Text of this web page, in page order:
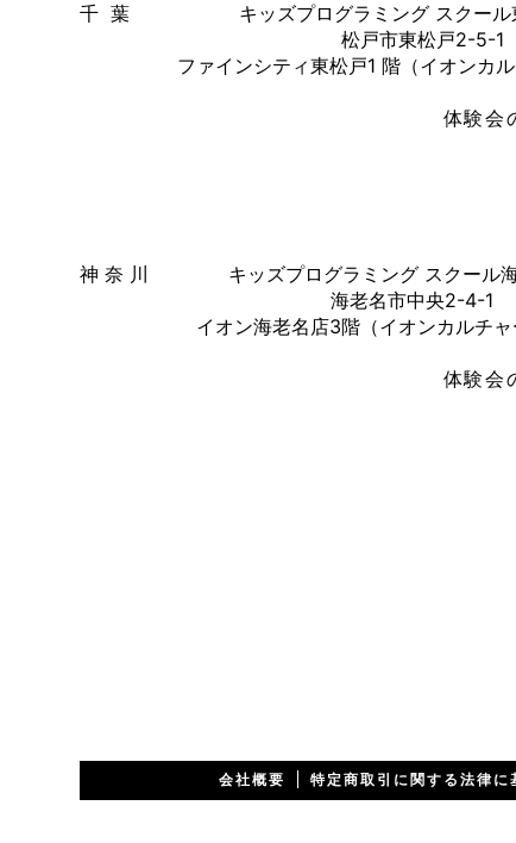
千 葉
キッズプログラミング スクー
松戸市東松戸2-5-1
ファインシティ東松戸1 階（イオンカル
体験会
神 奈 川
キッズプログラミング スクール
海老名市中央2-4-1
イオン海老名店3階（イオンカルチャ
体験会
会社概要 特定商取引に関する法律に